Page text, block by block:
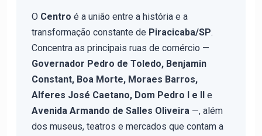
O Centro é a união entre a história e a
transformação constante de Piracicaba/SP.
Concentra as principais ruas de comércio —
Governador Pedro de Toledo, Benjamin
Constant, Boa Morte, Moraes Barros,
Alferes José Caetano, Dom Pedro I e II
e
Avenida Armando de Salles Oliveira —, além
dos museus, teatros e mercados que contam a